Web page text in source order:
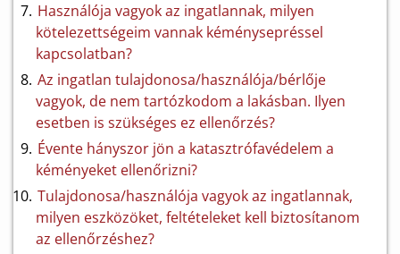
Használója vagyok az ingatlannak, milyen
kötelezettségeim vannak kéménysepréssel
kapcsolatban?
Az ingatlan tulajdonosa/használója/bérlője
vagyok, de nem tartózkodom a lakásban. Ilyen
esetben is szükséges ez ellenőrzés?
Évente hányszor jön a katasztrófavédelem a
kéményeket ellenőrizni?
Tulajdonosa/használója vagyok az ingatlannak,
milyen eszközöket, feltételeket kell biztosítanom
az ellenőrzéshez?